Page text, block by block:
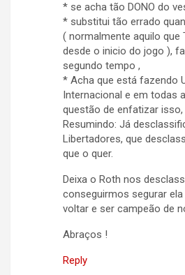
* se acha tão DONO do
* substitui tão errado
( normalmente aquilo que
desde o inicio do jogo ),
segundo tempo ,
* Acha que está fazendo
Internacional e em todas
questão de enfatizar isso,
Resumindo: Já
Libertadores, que
que o quer.
Deixa o Roth nos
conseguirmos segurar ela
voltar e ser campeão de
Abraços !
Reply